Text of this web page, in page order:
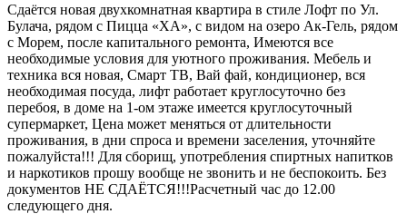
Сдаётся новая двухкомнатная квартира в стиле Лофт по Ул.
Булача, рядом с Пицца «ХА», с видом на озеро Ак-Гель, рядом
с Морем, после капитального ремонта, Имеются все
необходимые условия для уютного проживания. Мебель и
техника вся новая, Смарт ТВ, Вай фай, кондиционер, вся
необходимая посуда, лифт работает круглосуточно без
перебоя, в доме на 1-ом этаже имеется круглосуточный
супермаркет, Цена может меняться от длительности
проживания, в дни спроса и времени заселения, уточняйте
пожалуйста!!! Для сборищ, употребления спиртных напитков
и наркотиков прошу вообще не звонить и не беспокоить. Без
документов НЕ СДАЁТСЯ!!!Расчетный час до 12.00
следующего дня.